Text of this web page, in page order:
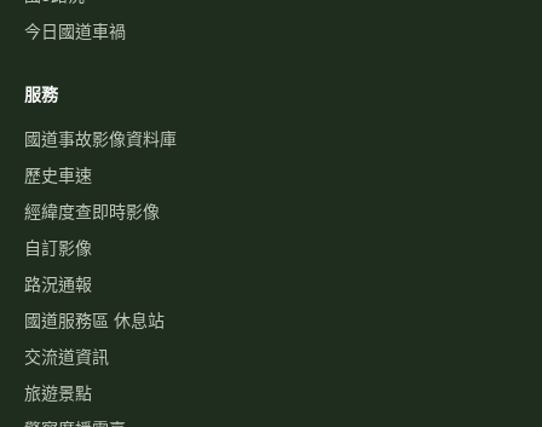
今日國道車禍
服務
國道事故影像資料庫
歷史車速
經緯度查即時影像
自訂影像
路況通報
國道服務區 休息站
交流道資訊
旅遊景點